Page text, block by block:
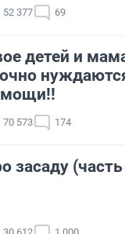
52 377 69
детей и
70 573 174
засаду